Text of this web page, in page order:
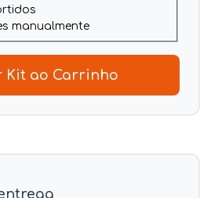
manualmente
Kit ao Carrinho